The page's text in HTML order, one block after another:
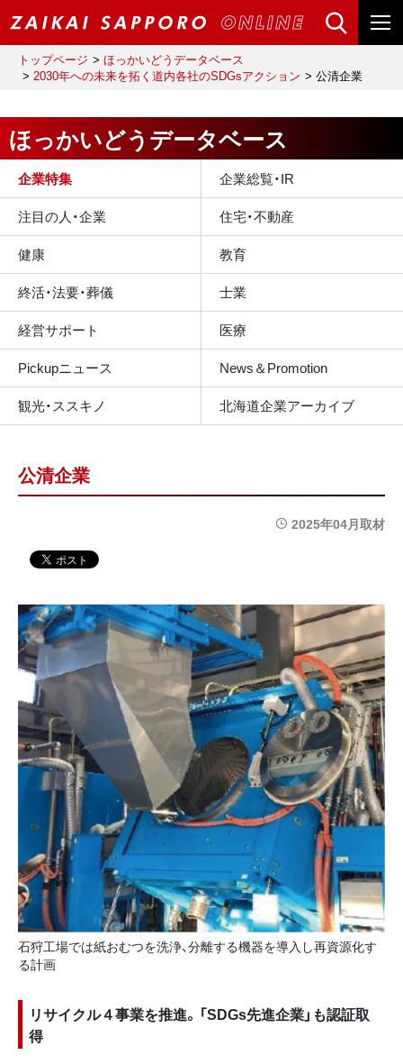
トップページ
ほっかいどうデータベース
2030年への未来を拓く道内各社のSDGsアクション
公清企業
ほっかいどうデータベース
企業特集
企業総覧・IR
注目の人・企業
住宅・不動産
健康
教育
終活・法要・葬儀
士業
経営サポート
医療
Pickupニュース
News＆Promotion
観光・ススキノ
北海道企業アーカイブ
公清企業
2025年04月取材
石狩工場では紙おむつを洗浄、分離する機器を導入し再資源化す
る計画
リサイクル４事業を推進。「SDGs先進企業」も認証取
得